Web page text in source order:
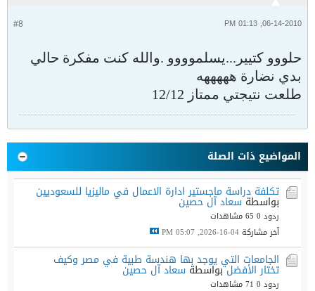
#8 06-14-2010, 01:13 PM
حلووو كتيير...يسلموووو .والله كنت مفكرة حالي
بدي نضارة هههههه
طلعت نتيجتي ممتاز 12/12
المواضيع ذات الصلة
تكلفة دراسة ماجستير ادارة الاعمال في ماليزيا للسعوديين
بواسطةسعاد آل حصين
ردود 0
65 مشاهدات
آخر مشاركة04-16-2026, 05:07 PM
الجامعات التي يوجد بها هندسة طبية في مصر وكيف
تختار الأفضلبواسطة سعاد آل حصين
ردود 0 71 مشاهدات